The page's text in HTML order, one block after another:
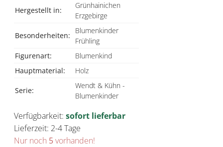
Hergestellt in:
Grünhainichen
Erzgebirge
Besonderheiten:
Blumenkinder
Frühling
Figurenart:
Blumenkind
Hauptmaterial:
Holz
Serie:
Wendt & Kühn -
Blumenkinder
Verfügbarkeit: sofort lieferbar
Lieferzeit: 2-4 Tage
Nur noch 5vorhanden!